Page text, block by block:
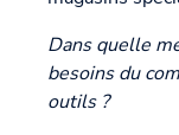
Dans quelle
besoins du
outils ?